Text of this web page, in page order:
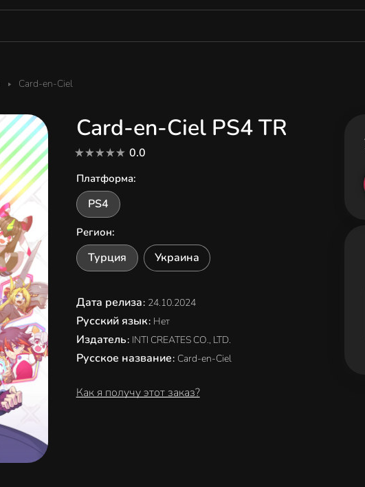
Card-en-Ciel
Card-en-Ciel PS4 TR
0.0
Платформа:
PS4
Регион:
Турция Украина
Дата релиза: 24.10.2024
Русский язык: Нет
Издатель: INTI CREATES CO., LTD.
Русское название: Card-en-Ciel
Как я получу этот заказ?